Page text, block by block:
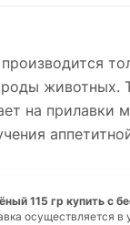
животных.
на прилавки
115 гр купить с
осуществляется в